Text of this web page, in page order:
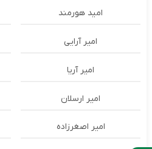
امید هورمند
امیر آرایی
امیر آریا
امیر ارسلان
امیر اصغرزاده